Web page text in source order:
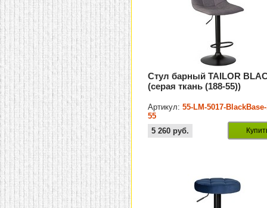
Стул барный TAILOR
(серая ткань (188-55))
Артикул:55-LM-5017-
55
5 260 руб.